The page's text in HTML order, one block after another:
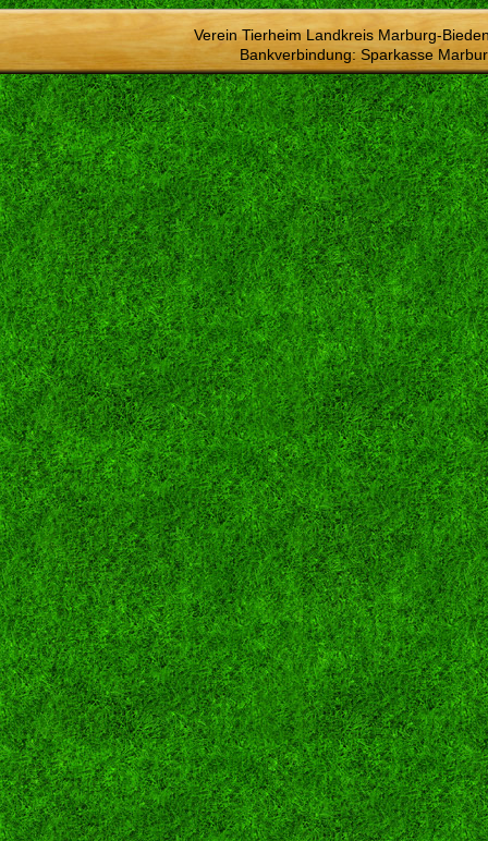
Verein Tierheim Landkreis Marburg-
Bankverbindung: Sparkasse